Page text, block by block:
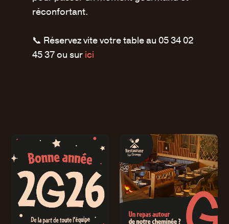
réconfortant.
📞 Réservez vite votre table au 05 34 02
45 37ou sur ici